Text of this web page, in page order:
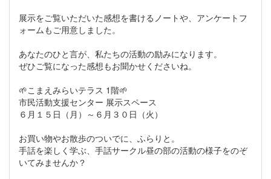
展示をご覧いただいた感想を書けるノートや、アンケートフ
ォームもご用意しました。
あなたのひと言が、私たちの活動の励みになります。
ぜひご覧になった感想もお聞かせくださいね。
🌱こまえみらいテラス 1階🌱
市民活動支援センター 展示スペース
６月１５日（月）～６月３０日（火）
お買い物やお散歩のついでに、ふらりと。
手話を楽しく学ぶ、手話サークル昼の部の活動の様子をのぞ
いてみませんか？